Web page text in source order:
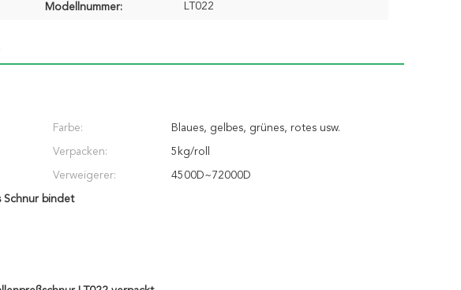
Modellnummer: LT022
Farbe: Blaues, gelbes, grünes, rotes usw.
Verpacken: 5kg/roll
Verweigerer: 4500D~72000D
Schnur bindet